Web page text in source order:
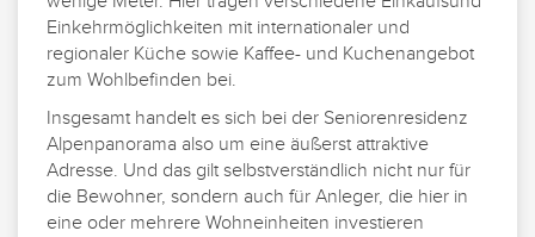
Einkehrmöglichkeiten mit internationaler und
regionaler Küche sowie Kaffee- und Kuchenangebot
zum Wohlbefinden bei.
Insgesamt handelt es sich bei der Seniorenresidenz
Alpenpanorama also um eine äußerst attraktive
Adresse. Und das gilt selbstverständlich nicht nur für
die Bewohner, sondern auch für Anleger, die hier in
eine oder mehrere Wohneinheiten investieren